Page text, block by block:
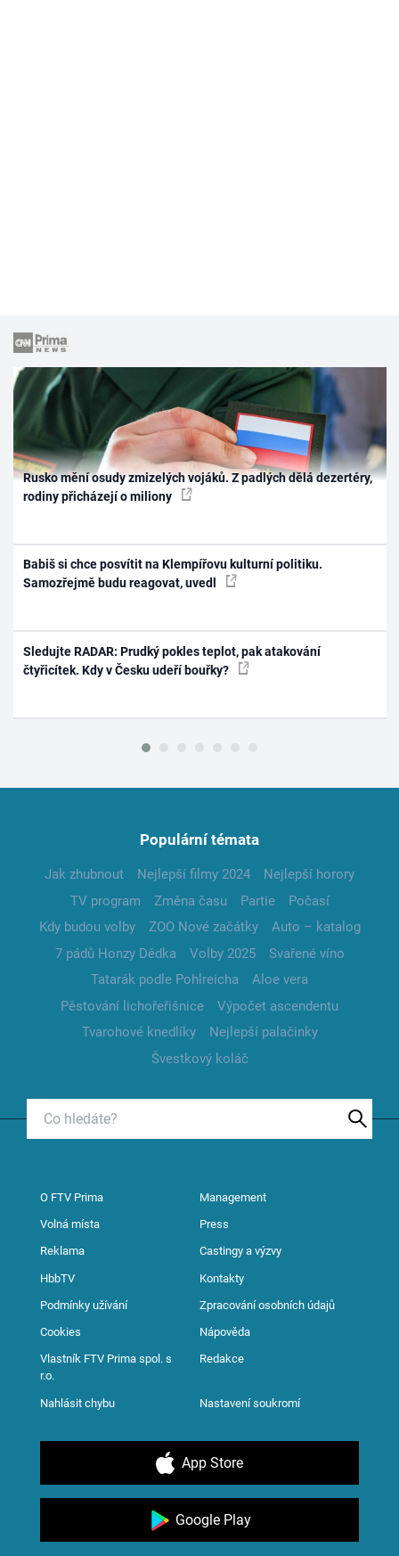
Rusko mění osudy zmizelých vojáků. Z padlých dělá dezertéry,
rodiny přicházejí o miliony
Babiš si chce posvítit na Klempířovu kulturní politiku.
Samozřejmě budu reagovat, uvedl
Sledujte RADAR: Prudký pokles teplot, pak atakování
čtyřicítek. Kdy v Česku udeří bouřky?
Populární témata
Jak zhubnout Nejlepší filmy 2024
Nejlepší horory
TV program
Změna času Partie
Počasí
Kdy budou volby
ZOO Nové začátky
Auto – katalog
7 pádů Honzy Dědka
Volby 2025
Svařené víno
Tatarák podle Pohlreicha
Aloe vera
Pěstování lichořeřišnice
Výpočet ascendentu
Tvarohové knedlíky
Nejlepší palačinky
Švestkový koláč
O FTV Prima Management
Volná místa Press
Reklama Castingy a výzvy
HbbTV Kontakty
Podmínky užívání Zpracování osobních údajů
Cookies Nápověda
Vlastník FTV Prima spol. s
r.o.
Redakce
Nahlásit chybu Nastavení soukromí
App Store
Google Play